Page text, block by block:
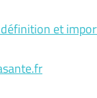
et